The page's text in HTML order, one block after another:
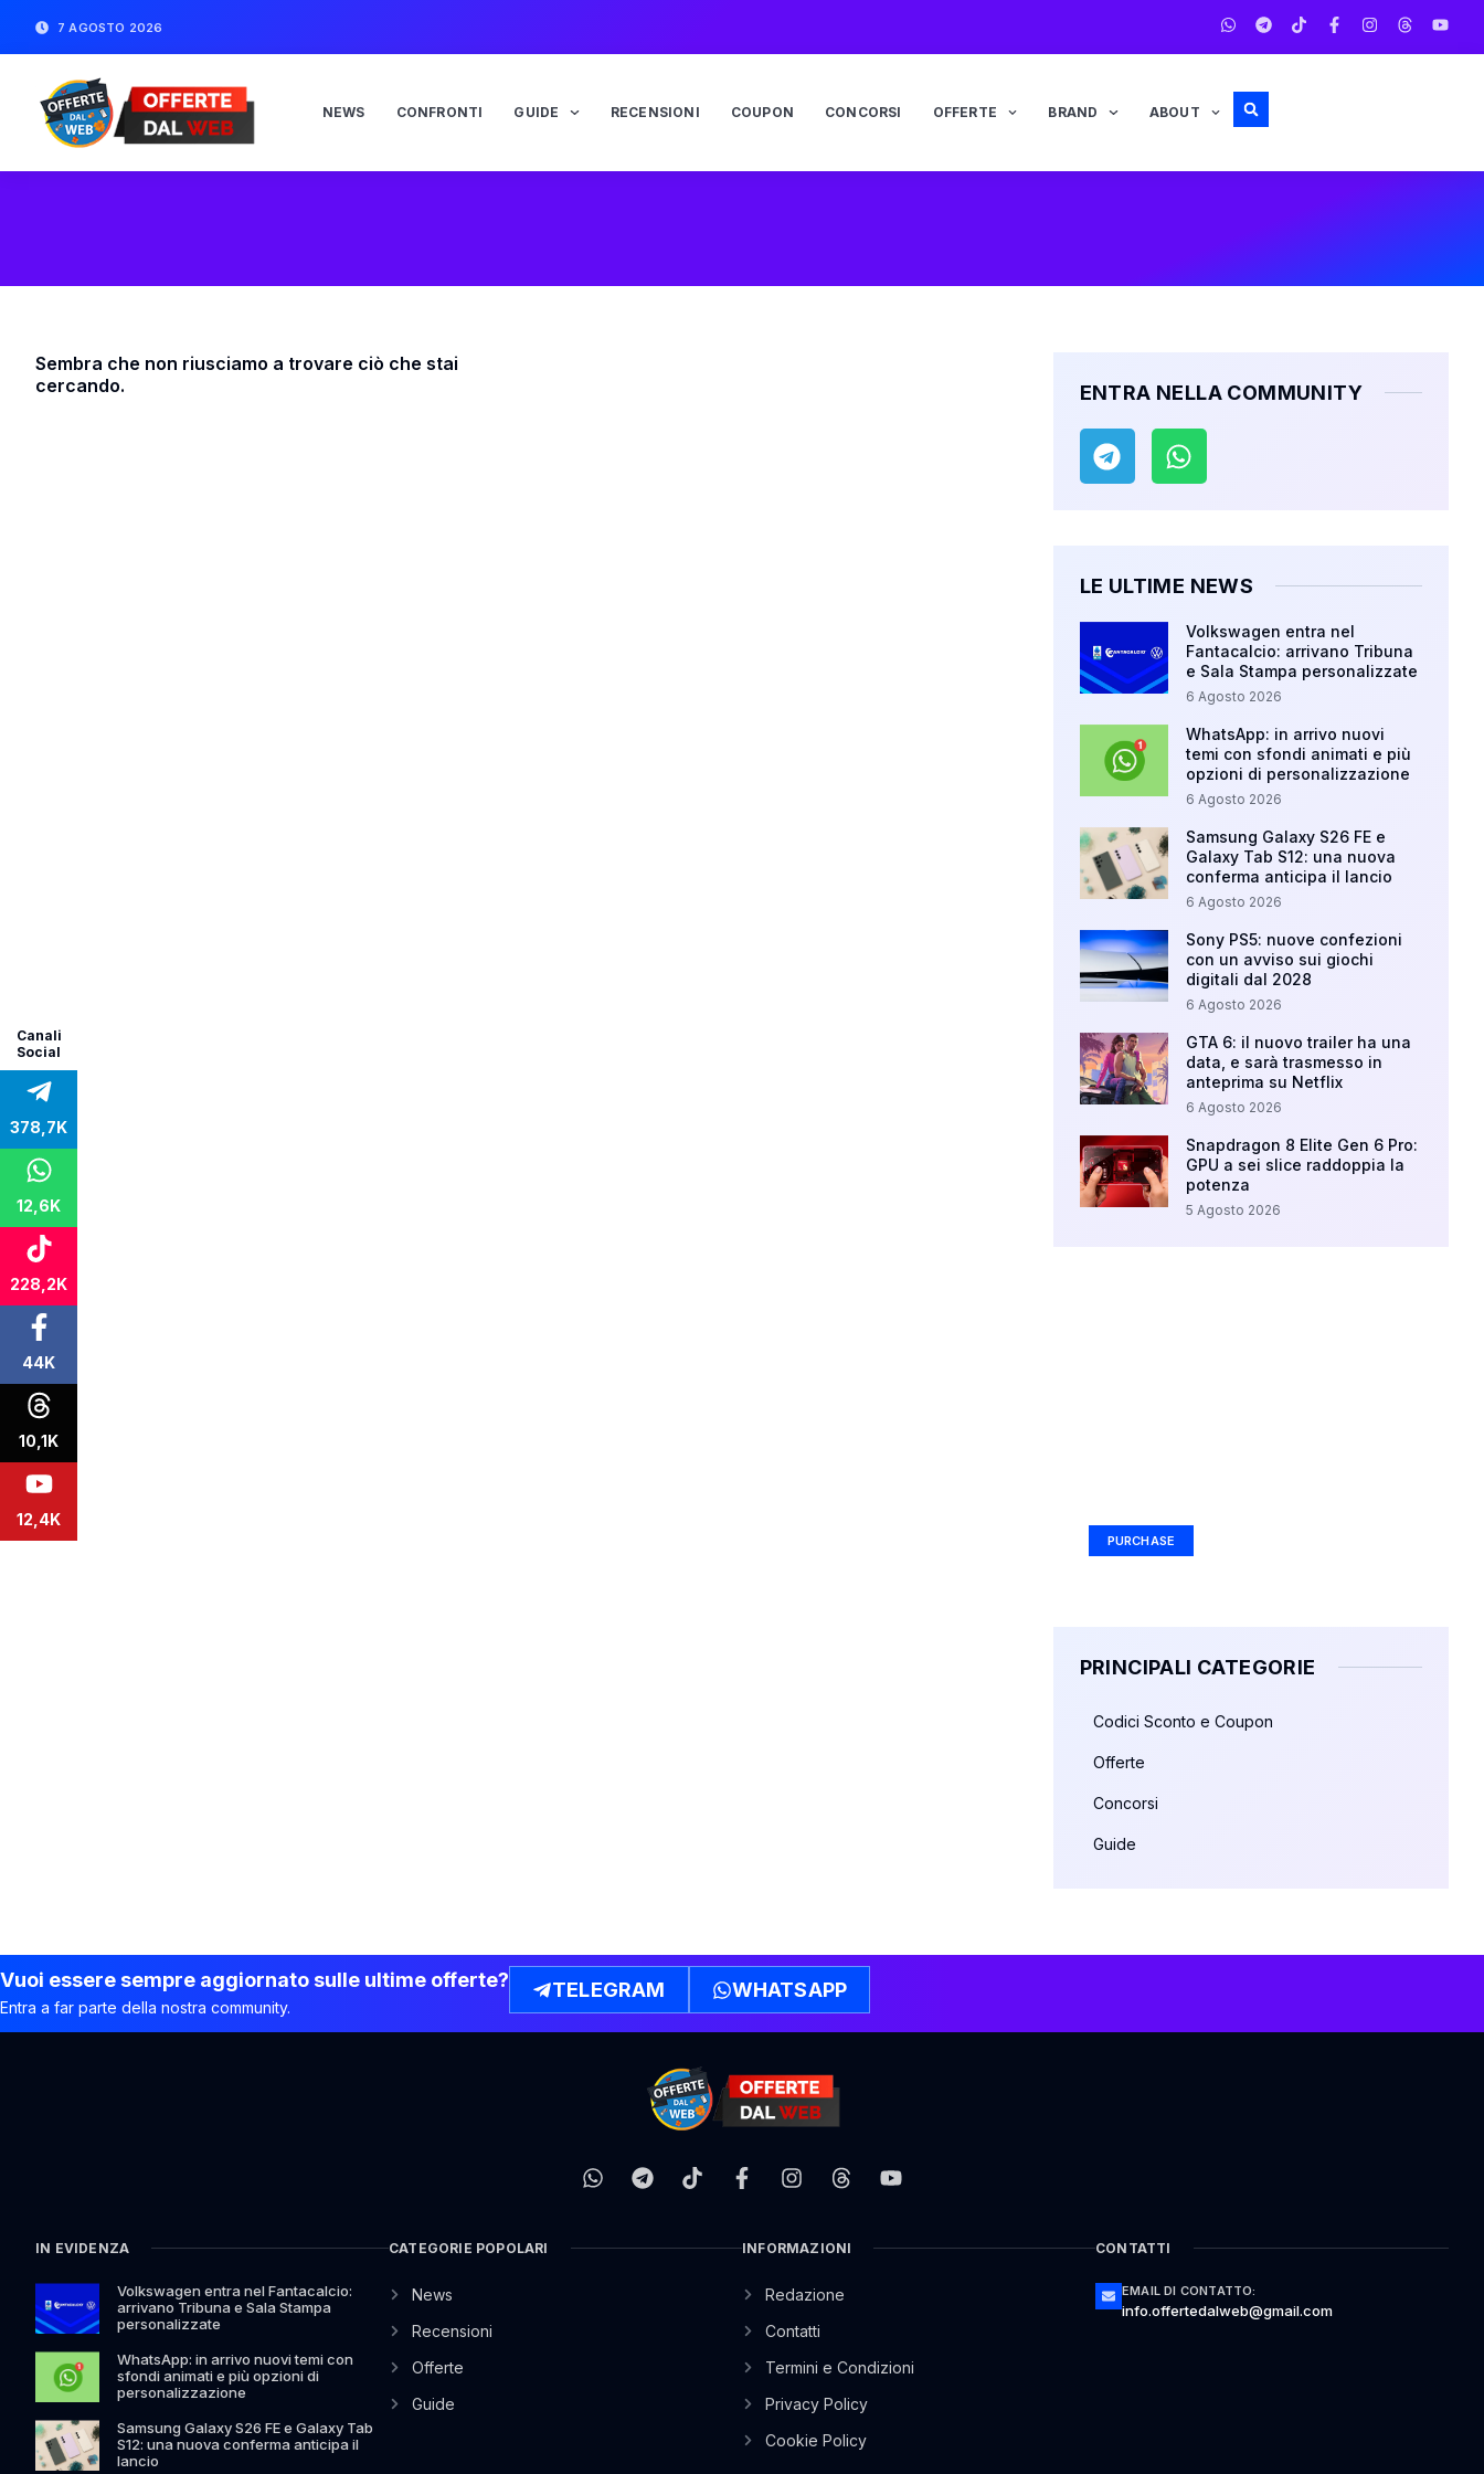
7 AGOSTO 2026
NEWS CONFRONTI GUIDE RECENSIONI COUPON CONCORSI OFFERTE BRAND ABOUT
Canali
Social
378,7K
12,6K
228,2K
44K
10,1K
12,4K
Sembra che non riusciamo a trovare ciò che stai
cercando.
ENTRA NELLA COMMUNITY
LE ULTIME NEWS
Volkswagen entra nel
Fantacalcio: arrivano Tribuna
e Sala Stampa personalizzate
6 Agosto 2026
WhatsApp: in arrivo nuovi
temi con sfondi animati e più
opzioni di personalizzazione
6 Agosto 2026
Samsung Galaxy S26 FE e
Galaxy Tab S12: una nuova
conferma anticipa il lancio
6 Agosto 2026
Sony PS5: nuove confezioni
con un avviso sui giochi
digitali dal 2028
6 Agosto 2026
GTA 6: il nuovo trailer ha una
data, e sarà trasmesso in
anteprima su Netflix
6 Agosto 2026
Snapdragon 8 Elite Gen 6 Pro:
GPU a sei slice raddoppia la
potenza
5 Agosto 2026
PURCHASE
PRINCIPALI CATEGORIE
Codici Sconto e Coupon
Offerte
Concorsi
Guide
Vuoi essere sempre aggiornato sulle ultime offerte?
Entra a far parte della nostra community.
TELEGRAM WHATSAPP
IN EVIDENZA
Volkswagen entra nel Fantacalcio:
arrivano Tribuna e Sala Stampa
personalizzate
WhatsApp: in arrivo nuovi temi con
sfondi animati e più opzioni di
personalizzazione
Samsung Galaxy S26 FE e Galaxy Tab
S12: una nuova conferma anticipa il
lancio
CATEGORIE POPOLARI
News
Recensioni
Offerte
Guide
INFORMAZIONI
Redazione
Contatti
Termini e Condizioni
Privacy Policy
Cookie Policy
CONTATTI
EMAIL DI CONTATTO:
info.offertedalweb@gmail.com